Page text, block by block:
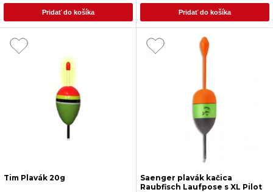
Pridať do košíka Pridať do košíka
Tim Plavák 20g
Saenger plavák kačica
Raubfisch Laufpose s XL Pilot